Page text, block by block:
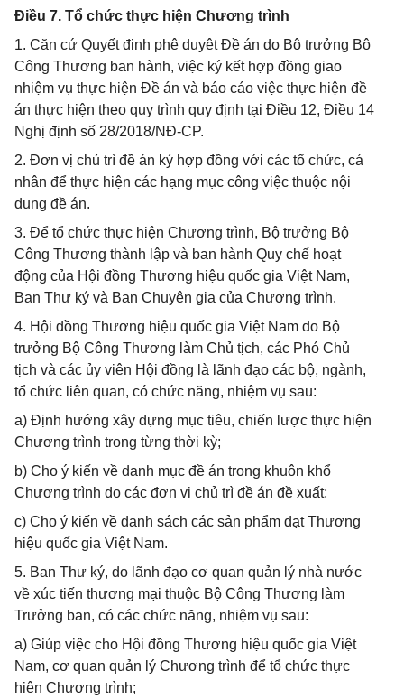
Điều 7. Tổ chức thực hiện Chương trình
1. Căn cứ Quyết định phê duyệt Đề án do Bộ trưởng Bộ
Công Thương ban hành, việc ký kết hợp đồng giao
nhiệm vụ thực hiện Đề án và báo cáo việc thực hiện đề
án thực hiện theo quy trình quy định tại Điều 12, Điều 14
Nghị định số 28/2018/NĐ-CP.
2. Đơn vị chủ trì đề án ký hợp đồng với các tổ chức, cá
nhân để thực hiện các hạng mục công việc thuộc nội
dung đề án.
3. Để tổ chức thực hiện Chương trình, Bộ trưởng Bộ
Công Thương thành lập và ban hành Quy chế hoạt
động của Hội đồng Thương hiệu quốc gia Việt Nam,
Ban Thư ký và Ban Chuyên gia của Chương trình.
4. Hội đồng Thương hiệu quốc gia Việt Nam do Bộ
trưởng Bộ Công Thương làm Chủ tịch, các Phó Chủ
tịch và các ủy viên Hội đồng là lãnh đạo các bộ, ngành,
tổ chức liên quan, có chức năng, nhiệm vụ sau:
a) Định hướng xây dựng mục tiêu, chiến lược thực hiện
Chương trình trong từng thời kỳ;
b) Cho ý kiến về danh mục đề án trong khuôn khổ
Chương trình do các đơn vị chủ trì đề án đề xuất;
c) Cho ý kiến về danh sách các sản phẩm đạt Thương
hiệu quốc gia Việt Nam.
5. Ban Thư ký, do lãnh đạo cơ quan quản lý nhà nước
về xúc tiến thương mại thuộc Bộ Công Thương làm
Trưởng ban, có các chức năng, nhiệm vụ sau:
a) Giúp việc cho Hội đồng Thương hiệu quốc gia Việt
Nam, cơ quan quản lý Chương trình để tổ chức thực
hiện Chương trình;